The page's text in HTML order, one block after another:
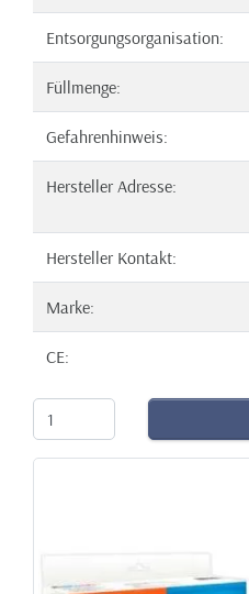
Entsorgungsorganisation:
Füllmenge:
Gefahrenhinweis:
Hersteller Adresse:
Hersteller Kontakt:
Marke:
CE: